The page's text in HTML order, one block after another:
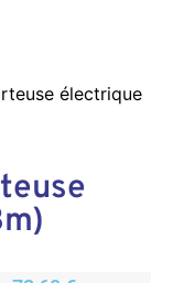
électrique